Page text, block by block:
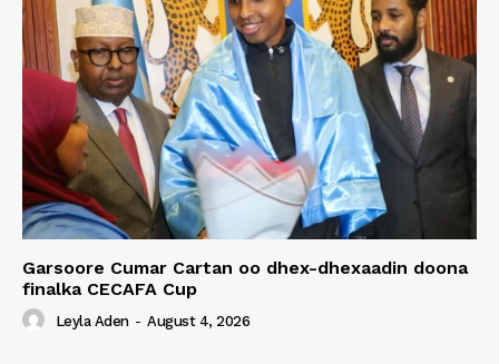
Garsoore Cumar Cartan oo dhex-dhexaadin doona
finalka CECAFA Cup
Leyla Aden - August 4, 2026